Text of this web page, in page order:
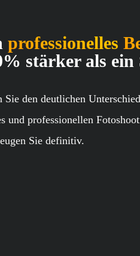
professionelles
stärker als ein
Sie den deutlichen
und professionellen
Sie definitiv.